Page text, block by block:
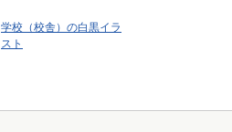
学校（校舎）の白黒イラ
スト